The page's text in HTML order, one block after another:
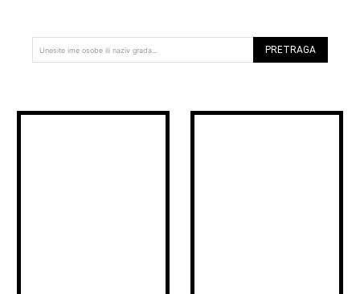
Unesite ime osobe ili naziv grada... PRETRAGA